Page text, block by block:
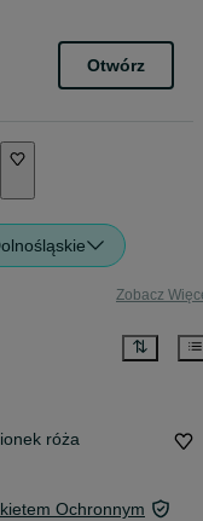
Otwórz
Zobacz
róża
Ochronnym